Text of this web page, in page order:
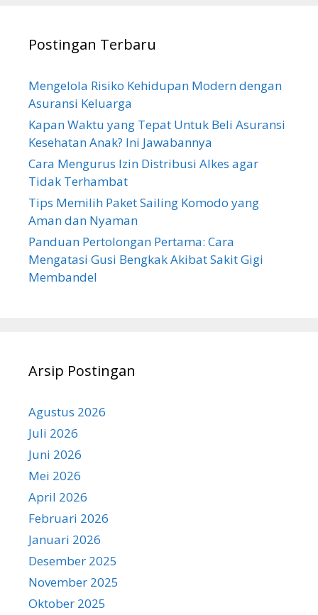
Postingan Terbaru
Mengelola Risiko Kehidupan Modern dengan
Asuransi Keluarga
Kapan Waktu yang Tepat Untuk Beli Asuransi
Kesehatan Anak? Ini Jawabannya
Cara Mengurus Izin Distribusi Alkes agar
Tidak Terhambat
Tips Memilih Paket Sailing Komodo yang
Aman dan Nyaman
Panduan Pertolongan Pertama: Cara
Mengatasi Gusi Bengkak Akibat Sakit Gigi
Membandel
Arsip Postingan
Agustus 2026
Juli 2026
Juni 2026
Mei 2026
April 2026
Februari 2026
Januari 2026
Desember 2025
November 2025
Oktober 2025